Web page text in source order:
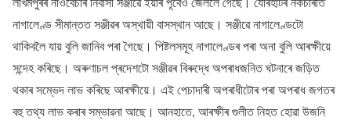
নাগালেণ্ড সীমান্তত সঞ্জীৱৰ অস্থায়ী বাসস্থান আছে। সঞ্জীৱে নাগালেণ্ডটো
থাকিবলৈ যায় বুলি জানিব পৰা গৈছে। পিষ্টলসমূহ নাগালেণ্ডৰ পৰা অনা বুলি আৰক্ষীয়ে
সন্দেহ কৰিছে। অৰুণাচল প্ৰদেশটো সঞ্জীৱৰ বিৰুদ্ধে অপৰাধজনিত ঘটনাৰে জড়িত
থকাৰ সম্ভেদ লাভ কৰিছে আৰক্ষীয়ে। এই পেচাদাৰী অপৰাধীটোৰ পৰা অপৰাধ জগতৰ
বহু তথ্য লাভ কৰাৰ সম্ভাৱনা আছে। আনহাতে, আৰক্ষীৰ গুলীত নিহত হোৱা উজনি